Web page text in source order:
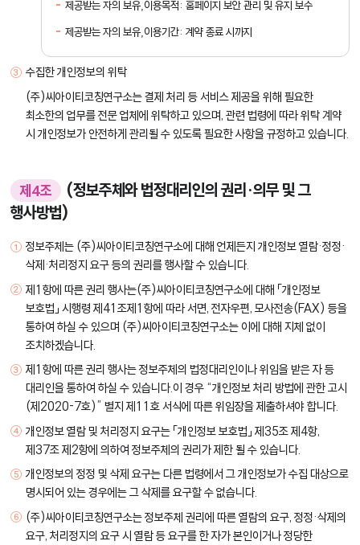
제공받는 자의 보유,이용목적: 홈페이지 보안 관리 및 유지 보수
제공받는 자의 보유,이용기간: 계약 종료 시까지
수집한 개인정보의 위탁
(주)씨아이티코칭연구소는 결제 처리 등 서비스 제공을 위해 필요한
최소한의 업무를 전문 업체에 위탁하고 있으며, 관련 법령에 따라 위탁 계약
시 개인정보가 안전하게 관리될 수 있도록 필요한 사항을 규정하고 있습니다.
제4조
(정보주체와 법정대리인의 권리·의무 및 그
행사방법)
정보주체는 (주)씨아이티코칭연구소에 대해 언제든지 개인정보 열람·정정·
삭제·처리정지 요구 등의 권리를 행사할 수 있습니다.
제1항에 따른 권리 행사는(주)씨아이티코칭연구소에 대해 「개인정보
보호법」 시행령 제41조제1항에 따라 서면, 전자우편, 모사전송(FAX) 등을
통하여 하실 수 있으며 (주)씨아이티코칭연구소는 이에 대해 지체 없이
조치하겠습니다.
제1항에 따른 권리 행사는 정보주체의 법정대리인이나 위임을 받은 자 등
대리인을 통하여 하실 수 있습니다.이 경우 “개인정보 처리 방법에 관한 고시
(제2020-7호)” 별지 제11호 서식에 따른 위임장을 제출하셔야 합니다.
개인정보 열람 및 처리정지 요구는 「개인정보 보호법」 제35조 제4항,
제37조 제2항에 의하여 정보주체의 권리가 제한 될 수 있습니다.
개인정보의 정정 및 삭제 요구는 다른 법령에서 그 개인정보가 수집 대상으로
명시되어 있는 경우에는 그 삭제를 요구할 수 없습니다.
(주)씨아이티코칭연구소는 정보주체 권리에 따른 열람의 요구, 정정·삭제의
요구, 처리정지의 요구 시 열람 등 요구를 한 자가 본인이거나 정당한